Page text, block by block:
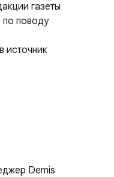
газеты
поводу
Demis